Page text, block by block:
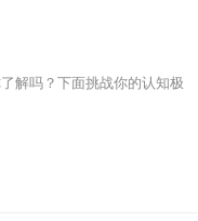
解吗？下面挑战你的认知极